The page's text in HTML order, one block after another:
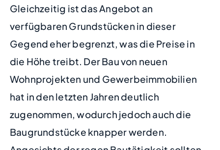
Gleichzeitig ist das Angebot an
verfügbaren Grundstücken in dieser
Gegend eher begrenzt, was die Preise in
die Höhe treibt. Der Bau von neuen
Wohnprojekten und Gewerbeimmobilien
hat in den letzten Jahren deutlich
zugenommen, wodurch jedoch auch die
Baugrundstücke knapper werden.